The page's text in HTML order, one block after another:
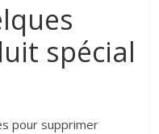
spécial
pour supprimer